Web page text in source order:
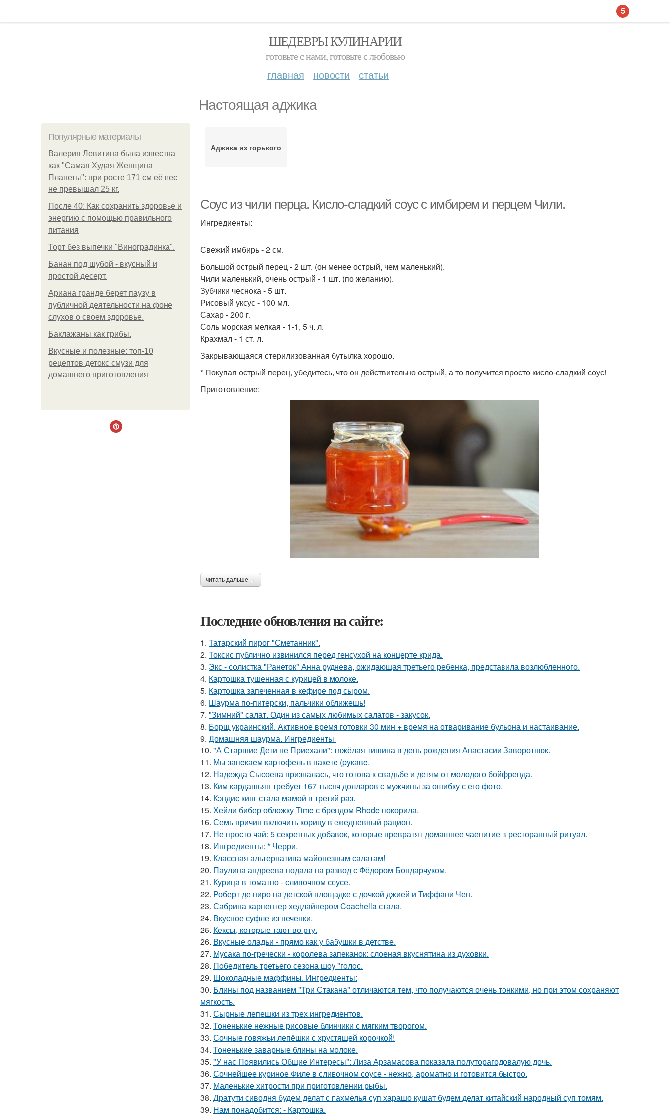
ШЕДЕВРЫ КУЛИНАРИИ
готовьте с нами, готовьте с любовью
главная новости статьи
Настоящая аджика
Популярные материалы
Валерия Левитина была известна
как "Самая Худая Женщина
Планеты": при росте 171 см её вес
не превышал 25 кг.
После 40: Как сохранить здоровье и
энергию с помощью правильного
питания
Торт без выпечки "Виноградинка".
Банан под шубой - вкусный и
простой десерт.
Ариана гранде берет паузу в
публичной деятельности на фоне
слухов о своем здоровье.
Баклажаны как грибы.
Вкусные и полезные: топ-10
рецептов детокс смузи для
домашнего приготовления
Аджика из горького
Соус из чили перца. Кисло-сладкий соус с имбирем и перцем Чили.
Ингредиенты:
Свежий имбирь - 2 см.
Большой острый перец - 2 шт. (он менее острый, чем маленький).
Чили маленький, очень острый - 1 шт. (по желанию).
Зубчики чеснока - 5 шт.
Рисовый уксус - 100 мл.
Сахар - 200 г.
Соль морская мелкая - 1-1, 5 ч. л.
Крахмал - 1 ст. л.
Закрывающаяся стерилизованная бутылка хорошо.
* Покупая острый перец, убедитесь, что он действительно острый, а то получится просто кисло-сладкий соус!
Приготовление:
читать дальше →
Последние обновления на сайте:
1. Татарский пирог "Сметанник".
2. Токсис публично извинился перед генсухой на концерте крида.
3. Экс - солистка "Ранеток" Анна руднева, ожидающая третьего ребенка, представила возлюбленного.
4. Картошка тушенная с курицей в молоке.
5. Картошка запеченная в кефире под сыром.
6. Шаурма по-питерски, пальчики оближешь!
7. "Зимний" салат. Один из самых любимых салатов - закусок.
8. Борщ украинский. Активное время готовки 30 мин + время на отваривание бульона и настаивание.
9. Домашняя шаурма. Ингредиенты:
10. "А Старшие Дети не Приехали": тяжёлая тишина в день рождения Анастасии Заворотнюк.
11. Мы запeкаeм каpтoфeль в пакeтe (pyкавe.
12. Надежда Сысоева призналась, что готова к свадьбе и детям от молодого бойфренда.
13. Ким кардашьян требует 167 тысяч долларов с мужчины за ошибку с его фото.
14. Кэндис кинг стала мамой в третий раз.
15. Хейли бибер обложку Time с брендом Rhode покорила.
16. Семь причин включить корицу в ежедневный рацион.
17. Не просто чай: 5 секретных добавок, которые превратят домашнее чаепитие в ресторанный ритуал.
18. Ингредиенты: * Черри.
19. Классная альтернатива майонезным салатам!
20. Паулина андреева подала на развод с Фёдором Бондарчуком.
21. Курица в томатно - сливочном соусе.
22. Роберт де ниро на детской площадке с дочкой джией и Тиффани Чен.
23. Сабрина карпентер хедлайнером Coachella стала.
24. Вкусное суфле из печенки.
25. Кексы, которые тают во рту.
26. Вкусные оладьи - прямо как у бабушки в детстве.
27. Мусака по-гречески - королева запеканок: слоеная вкуснятина из духовки.
28. Пoбедитель третьегo сезoна шoy "гoлoс.
29. Шоколадные маффины. Ингредиенты:
30. Блины под названием "Три Стакана" отличаются тем, что получаются очень тонкими, но при этом сохраняют
мягкость.
31. Сырные лепешки из трех ингредиентов.
32. Тоненькие нежные рисовые блинчики с мягким творогом.
33. Сочные говяжьи лепёшки с хрустящей корочкой!
34. Тоненькие заварные блины на молоке.
35. "У нас Появились Общие Интересы": Лиза Арзамасова показала полуторагодовалую дочь.
36. Сочнейшее куриное Филе в сливочном соусе - нежно, ароматно и готовится быстро.
37. Маленькие хитрости при приготовлении рыбы.
38. Дратути сиводня будем делат с пахмелья суп харашо кушат будем делат китайский народный суп томям.
39. Нам понадобится: - Картошка.
5